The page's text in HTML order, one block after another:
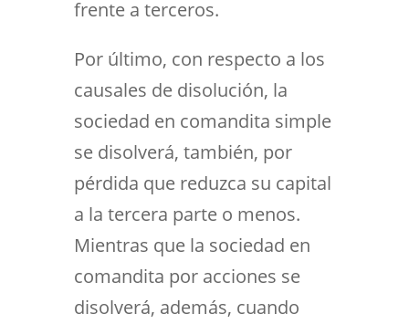
frente a terceros.
Por último, con respecto a los
causales de disolución, la
sociedad en comandita simple
se disolverá, también, por
pérdida que reduzca su capital
a la tercera parte o menos.
Mientras que la sociedad en
comandita por acciones se
disolverá, además, cuando